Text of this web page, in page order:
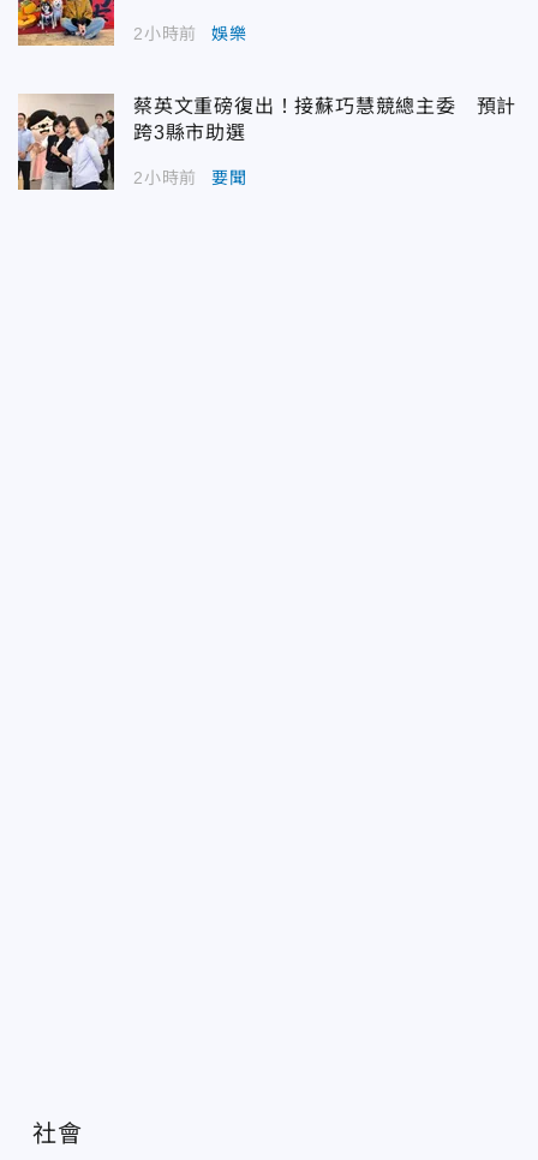
2小時前 娛樂
蔡英文重磅復出！接蘇巧慧競總主委 預計
跨3縣市助選
2小時前 要聞
社會